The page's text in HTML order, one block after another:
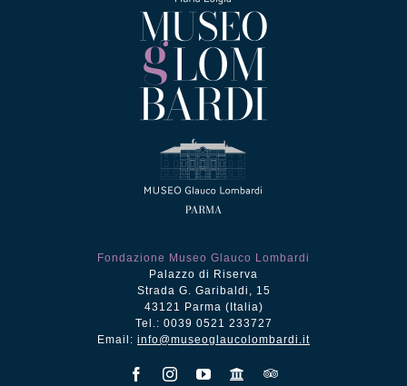
Fondazione Museo Glauco Lombardi
Palazzo di Riserva
Strada G. Garibaldi, 15
43121 Parma (Italia)
Tel.: 0039 0521 233727
Email: info@museoglaucolombardi.it